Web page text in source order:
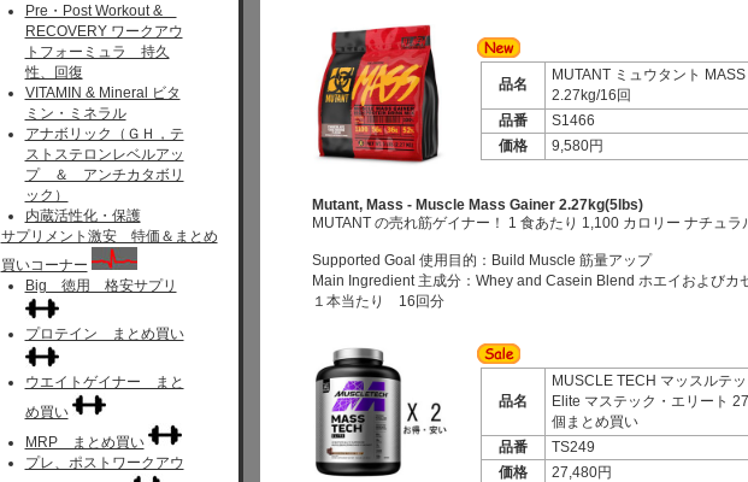
Pre・Post Workout &
RECOVERY ワークアウ
トフォーミュラ 持久
性、回復
VITAMIN & Mineral ビタ
ミン・ミネラル
アナボリック（ＧＨ，テ
ストステロンレベルアッ
プ ＆ アンチカタボリ
ック）
内蔵活性化・保護
サプリメント激安 特価＆まとめ
買いコーナー
Big 徳用 格安サプリ
プロテイン まとめ買い
ウエイトゲイナー まと
め買い
MRP まとめ買い
プレ、ポストワークアウ
品名
MUTANT ミュウタント MASS
2.27kg/16回
品番
S1466
価格
9,580円
Mutant, Mass - Muscle Mass Gainer 2.27kg(5lbs)
MUTANT の売れ筋ゲイナー！ 1 食あたり 1,100 カロリー ナチュラ
Supported Goal 使用目的：Build Muscle 筋量アップ
Main Ingredient 主成分：Whey and Casein Blend ホエイおよびカ
１本当たり 16回分
品名
MUSCLE TECH マッスルテ
Elite マステック・エリート
個まとめ買い
品番
TS249
価格
27,480円